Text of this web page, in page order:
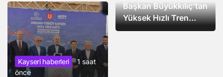
Kayseri haberleri
1 saat
önce
Başkan Büyükkılıç’tan
Yüksek Hızlı Tren
Projesinde İnceleme